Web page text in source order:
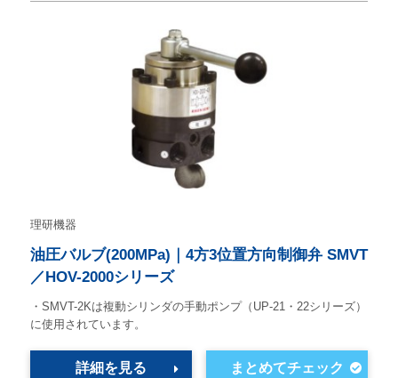
理研機器
油圧バルブ(200MPa)｜4方3位置方向制御弁 SMVT
／HOV-2000シリーズ
・SMVT-2Kは複動シリンダの手動ポンプ（UP-21・22シリーズ）
に使用されています。
詳細を見る